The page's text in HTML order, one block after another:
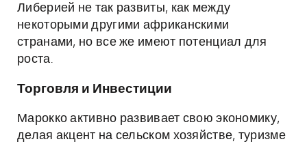
Либерией не так развиты, как между
некоторыми другими африканскими
странами, но все же имеют потенциал для
роста.
Торговля и Инвестиции
Марокко активно развивает свою экономику,
делая акцент на сельском хозяйстве, туризме